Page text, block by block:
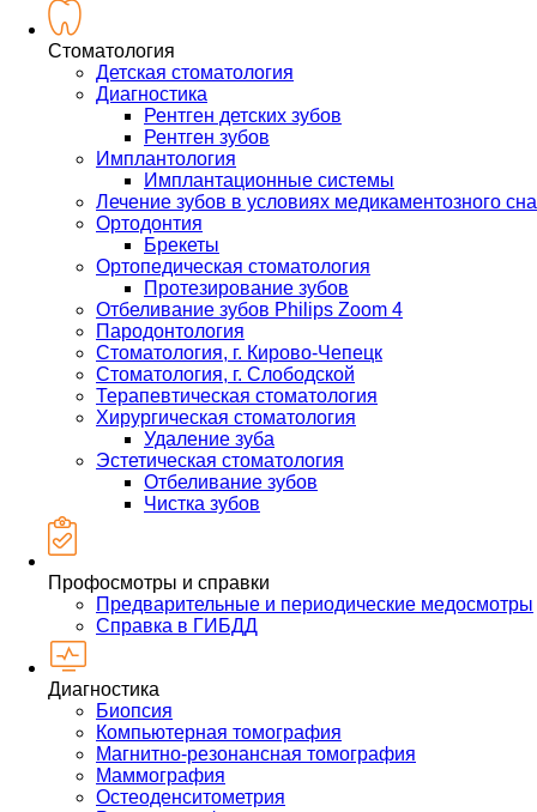
Стоматология
Детская стоматология
Диагностика
Рентген детских зубов
Рентген зубов
Имплантология
Имплантационные системы
Лечение зубов в условиях медикаментозного сна
Ортодонтия
Брекеты
Ортопедическая стоматология
Протезирование зубов
Отбеливание зубов Philips Zoom 4
Пародонтология
Стоматология, г. Кирово-Чепецк
Стоматология, г. Слободской
Терапевтическая стоматология
Хирургическая стоматология
Удаление зуба
Эстетическая стоматология
Отбеливание зубов
Чистка зубов
Профосмотры и справки
Предварительные и периодические медосмотры
Справка в ГИБДД
Диагностика
Биопсия
Компьютерная томография
Магнитно-резонансная томография
Маммография
Остеоденситометрия